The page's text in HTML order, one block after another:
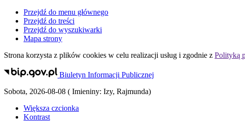
Przejdź do menu głównego
Przejdź do treści
Przejdź do wyszukiwarki
Mapa strony
Strona korzysta z plików cookies w celu realizacji usług i zgodnie z Polityką
Biuletyn Informacji Publicznej
Sobota, 2026-08-08 ( Imieniny: Izy, Rajmunda)
Większa czcionka
Kontrast